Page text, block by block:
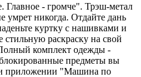
Главное - громче". Трэш-метал
умрет никогда. Отдайте дань
куртку с нашивками и
стильную раскраску на свой
комплект одежды -
предметы вы
приложении "Машина по